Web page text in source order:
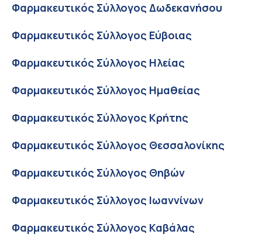
Φαρμακευτικός Σύλλογος Δωδεκανήσου
Φαρμακευτικός Σύλλογος Εύβοιας
Φαρμακευτικός Σύλλογος Ηλείας
Φαρμακευτικός Σύλλογος Ημαθείας
Φαρμακευτικός Σύλλογος Κρήτης
Φαρμακευτικός Σύλλογος Θεσσαλονίκης
Φαρμακευτικός Σύλλογος Θηβών
Φαρμακευτικός Σύλλογος Ιωαννίνων
Φαρμακευτικός Σύλλογος Καβάλας